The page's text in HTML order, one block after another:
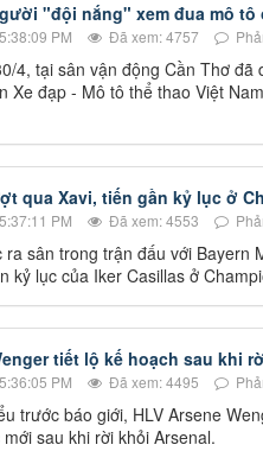
"đội nắng" xem đua mô tô
PM Đã xem: 4757
4, tại sân vận động Cần Thơ
Xe đạp - Mô tô thể thao Việt
qua Xavi, tiến gần kỷ lục ở
PM Đã xem: 4553
ra sân trong trận đấu với
kỷ lục của Iker Casillas ở
tiết lộ kế hoạch sau khi
PM Đã xem: 4495
trước báo giới, HLV Arsene
sau khi rời khỏi Arsenal.